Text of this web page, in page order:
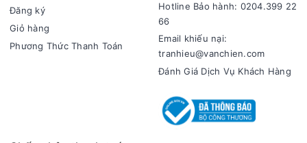
Nồi áp suất Goldsun 6 lít CD4701 có lòng nồi dày dặn phủ
chống dính Whitford (USA) cho bạn dễ dàng lau chùi.
Nồi áp suất này có dung tích tổng 6 lít thoải mái nấu nhiều
Đăng ký
Giỏ hàng
Phương Thức Thanh Toán
Hotline Bảo hành: 0204.399 22
66
Email khiếu nại:
tranhieu@vanchien.com
Đánh Giá Dịch Vụ Khách Hàng